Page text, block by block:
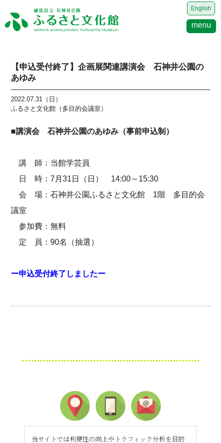
English
menu
【申込受付終了】企画展関連講演会 石神井公園の
あゆみ
2022.07.31（日）
ふるさと文化館（多目的会議室）
■講演会 石神井公園のあゆみ（事前申込制）
講 師：当館学芸員
日 時：7月31日（日） 14:00～15:30
会 場：石神井公園ふるさと文化館 1階 多目的会
議室
参加費：無料
定 員：90名（抽選）
ー申込受付終了しましたー
当サイトでは利便性の向上やトラフィック分析を目的